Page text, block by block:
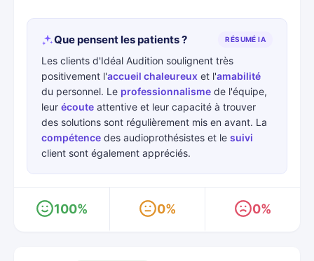
Que pensent les patients ? RÉSUMÉ IA
Les clients d'Idéal Audition soulignent très
positivement l'accueil chaleureux et l'amabilité
du personnel. Le professionnalisme de l'équipe,
leur écoute attentive et leur capacité à trouver
des solutions sont régulièrement mis en avant. La
compétence des audioprothésistes et le suivi
client sont également appréciés.
100% 0% 0%